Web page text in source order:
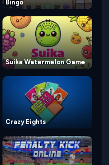
Bingo
Suika Watermelon Game
Crazy Eights